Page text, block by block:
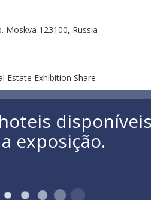
Moskva 123100, Russia
Estate Exhibition Share
exposição.